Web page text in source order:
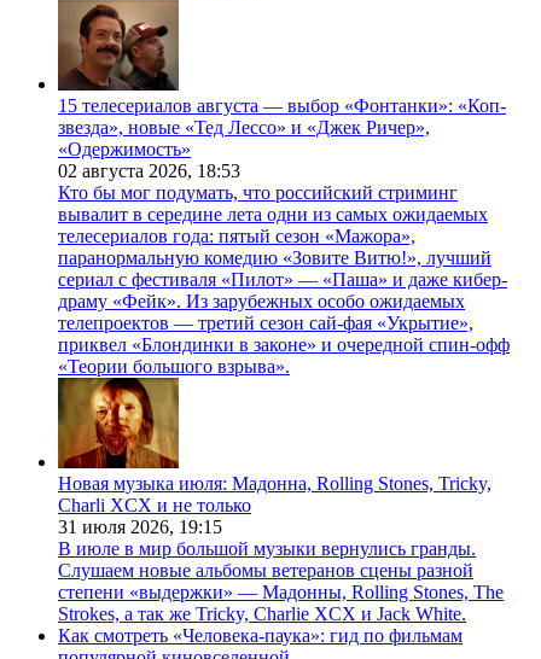
15 телесериалов августа — выбор «Фонтанки»: «Коп-
звезда», новые «Тед Лессо» и «Джек Ричер»,
«Одержимость»
02 августа 2026, 18:53
Кто бы мог подумать, что российский стриминг
вывалит в середине лета одни из самых ожидаемых
телесериалов года: пятый сезон «Мажора»,
паранормальную комедию «Зовите Витю!», лучший
сериал с фестиваля «Пилот» — «Паша» и даже кибер-
драму «Фейк». Из зарубежных особо ожидаемых
телепроектов — третий сезон сай-фая «Укрытие»,
приквел «Блондинки в законе» и очередной спин-офф
«Теории большого взрыва».
Новая музыка июля: Мадонна, Rolling Stones, Tricky,
Charli XCX и не только
31 июля 2026, 19:15
В июле в мир большой музыки вернулись гранды.
Слушаем новые альбомы ветеранов сцены разной
степени «выдержки» — Мадонны, Rolling Stones, The
Strokes, а так же Tricky, Charlie XCX и Jack White.
Как смотреть «Человека-паука»: гид по фильмам